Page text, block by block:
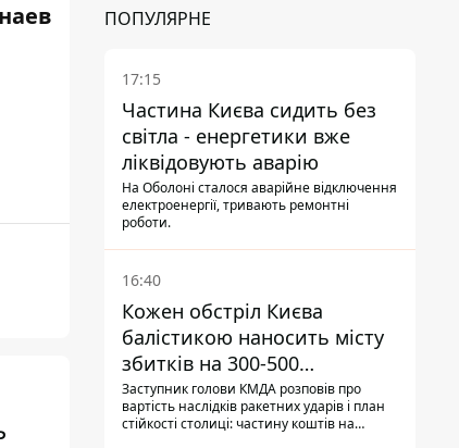
ПОПУЛЯРНЕ
17:15
Частина Києва сидить без
світла - енергетики вже
ліквідовують аварію
На Оболоні сталося аварійне відключення
електроенергії, тривають ремонтні
роботи.
16:40
Кожен обстріл Києва
балістикою наносить місту
збитків на 300-500
мільйонів - Петро
Пантелеєв
Заступник голови КМДА розповів про
вартість наслідків ракетних ударів і план
стійкості столиці: частину коштів на